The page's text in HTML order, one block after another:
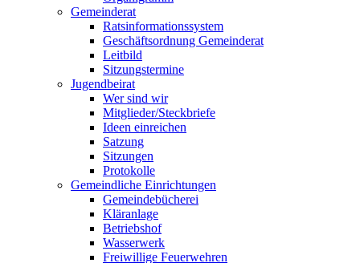
Gemeinderat
Ratsinformationssystem
Geschäftsordnung Gemeinderat
Leitbild
Sitzungstermine
Jugendbeirat
Wer sind wir
Mitglieder/Steckbriefe
Ideen einreichen
Satzung
Sitzungen
Protokolle
Gemeindliche Einrichtungen
Gemeindebücherei
Kläranlage
Betriebshof
Wasserwerk
Freiwillige Feuerwehren